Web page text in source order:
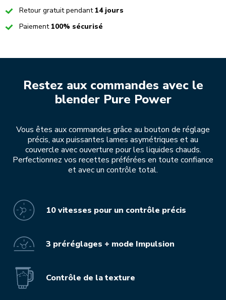
CheckedRetour gratuit pendant 14 jours
CheckedPaiement 100% sécurisé
Restez aux commandes avec le
blender Pure Power
Vous êtes aux commandes grâce au bouton de réglage
précis, aux puissantes lames asymétriques et au
couvercle avec ouverture pour les liquides chauds.
Perfectionnez vos recettes préférées en toute confiance
et avec un contrôle total.
10 vitesses pour un contrôle précis
3 préréglages + mode Impulsion
Contrôle de la texture